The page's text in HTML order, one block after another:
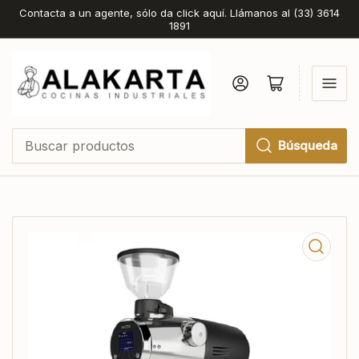
Contacta a un agente, sólo da click aquí. Llámanos al (33) 3614
1891
Búsqueda
Iniciar sesiónAbrir cesta pequeña